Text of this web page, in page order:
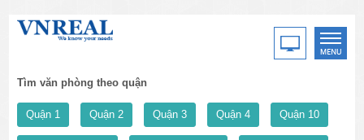
Tìm văn phòng theo quận
Quận 1 Quận 2 Quận 3 Quận 4 Quận 10